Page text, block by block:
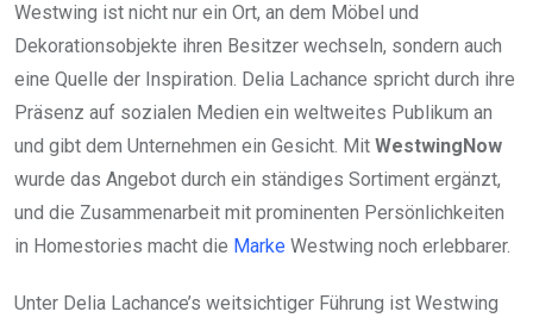
Westwing ist nicht nur ein Ort, an dem Möbel und
Dekorationsobjekte ihren Besitzer wechseln, sondern auch
eine Quelle der Inspiration. Delia Lachance spricht durch ihre
Präsenz auf sozialen Medien ein weltweites Publikum an
und gibt dem Unternehmen ein Gesicht. Mit WestwingNow
wurde das Angebot durch ein ständiges Sortiment ergänzt,
und die Zusammenarbeit mit prominenten Persönlichkeiten
in Homestories macht die Marke Westwing noch erlebbarer.
Unter Delia Lachance’s weitsichtiger Führung ist Westwing